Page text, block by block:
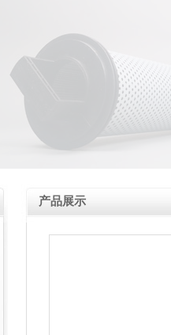
产品展示